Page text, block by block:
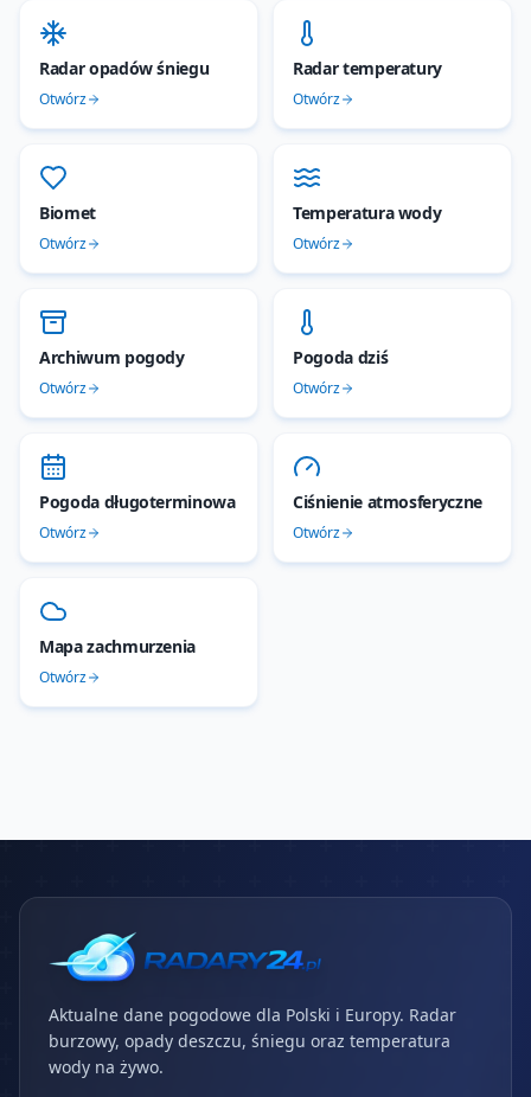
Radar opadów śniegu
Otwórz
Radar temperatury
Otwórz
Biomet
Otwórz
Temperatura wody
Otwórz
Archiwum pogody
Otwórz
Pogoda dziś
Otwórz
Pogoda długoterminowa
Otwórz
Ciśnienie atmosferyczne
Otwórz
Mapa zachmurzenia
Otwórz
Aktualne dane pogodowe dla Polski i Europy. Radar
burzowy, opady deszczu, śniegu oraz temperatura
wody na żywo.